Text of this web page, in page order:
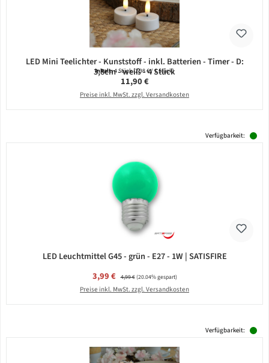
LED Mini Teelichter - Kunststoff - inkl. Batterien - Timer - D:
3,8cm - weiß - 4 Stück
Inhalt:4 Stück(2,98 € / 1 Stück)
Regulärer Preis:
11,90 €
Preise inkl. MwSt. zzgl. Versandkosten
Verfügbarkeit:
LED Leuchtmittel G45 - grün - E27 - 1W | SATISFIRE
Verkaufspreis:
3,99 € Regulärer Preis:
4,99 €(20.04% gespart)
Preise inkl. MwSt. zzgl. Versandkosten
Verfügbarkeit: